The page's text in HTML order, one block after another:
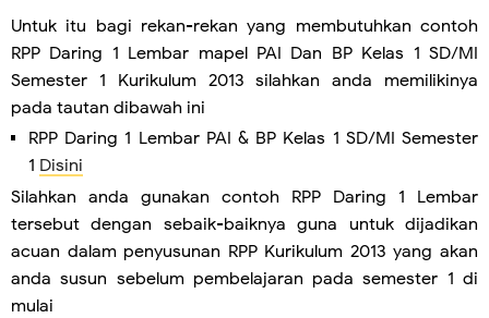
Untuk itu bagi rekan-rekan yang membutuhkan contoh
RPP Daring 1 Lembar mapel PAI Dan BP Kelas 1 SD/MI
Semester 1 Kurikulum 2013 silahkan anda memilikinya
pada tautan dibawah ini
RPP Daring 1 Lembar PAI & BP Kelas 1 SD/MI Semester
1 Disini
Silahkan anda gunakan contoh RPP Daring 1 Lembar
tersebut dengan sebaik-baiknya guna untuk dijadikan
acuan dalam penyusunan RPP Kurikulum 2013 yang akan
anda susun sebelum pembelajaran pada semester 1 di
mulai